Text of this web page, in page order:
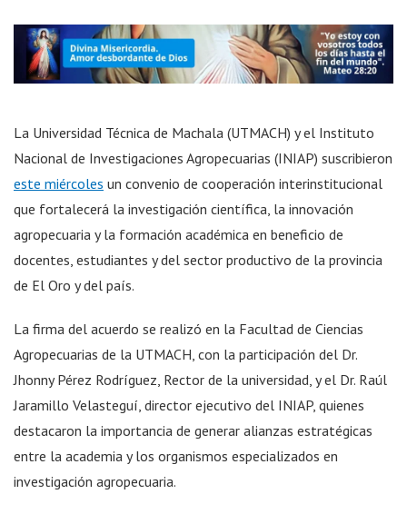
La Universidad Técnica de Machala (UTMACH) y el Instituto
Nacional de Investigaciones Agropecuarias (INIAP) suscribieron
este miércoles un convenio de cooperación interinstitucional
que fortalecerá la investigación científica, la innovación
agropecuaria y la formación académica en beneficio de
docentes, estudiantes y del sector productivo de la provincia
de El Oro y del país.
La firma del acuerdo se realizó en la Facultad de Ciencias
Agropecuarias de la UTMACH, con la participación del Dr.
Jhonny Pérez Rodríguez, Rector de la universidad, y el Dr. Raúl
Jaramillo Velasteguí, director ejecutivo del INIAP, quienes
destacaron la importancia de generar alianzas estratégicas
entre la academia y los organismos especializados en
investigación agropecuaria.